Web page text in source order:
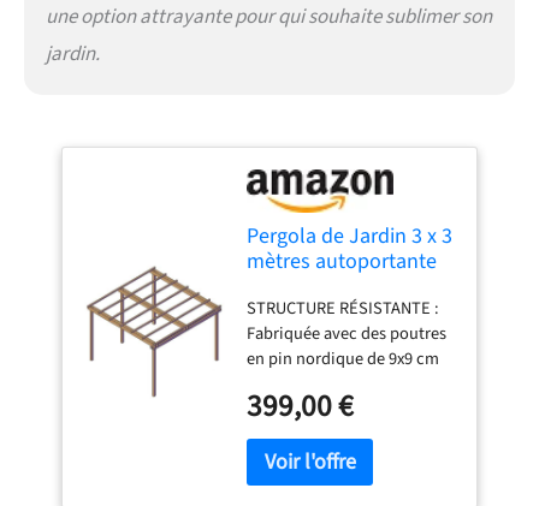
une option attrayante pour qui souhaite sublimer son
jardin.
Pergola de Jardin 3 x 3
mètres autoportante
Classe 4, Facile à
Monter
STRUCTURE RÉSISTANTE :
Fabriquée avec des poutres
en pin nordique de 9x9 cm
et une plus grande
durabilité. Protection
contre les intempéries : le
bois est imprégné à pression
399,00 €